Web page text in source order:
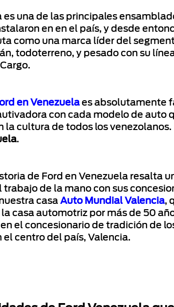
es una de las principales
en en el país, y desde
como una marca líder del
todoterreno, y pesado con su
en Venezuelaes absolutamente
con cada modelo de auto
la cultura de todos los venezolanos.
.
de Ford en Venezuela resalta
trabajo de la mano con sus
casa Auto Mundial Valencia,
casa automotriz por más de 50
el concesionario de tradición de
el centro del país, Valencia.